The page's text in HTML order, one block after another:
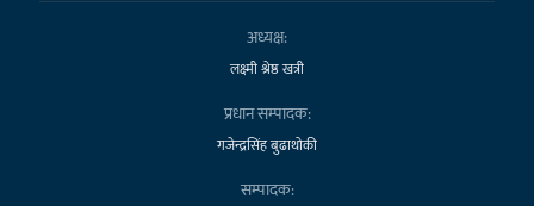
अध्यक्ष:
लक्ष्मी श्रेष्ठ खत्री
प्रधान सम्पादक:
गजेन्द्रसिंह बुढाथोकी
सम्पादक: